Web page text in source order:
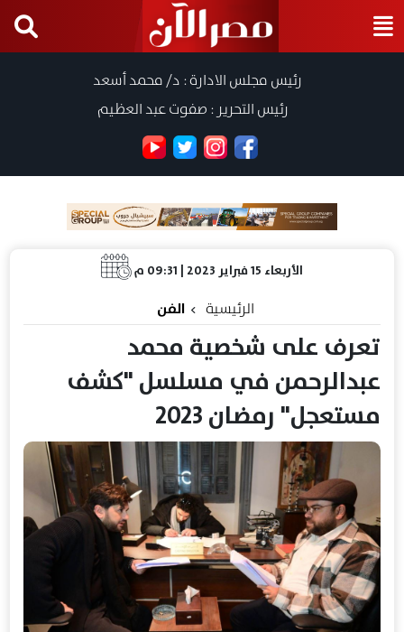
رئيس مجلس الادارة : د/ محمد أسعد
رئيس التحرير : صفوت عبد العظيم
الأربعاء 15 فبراير 2023 | 09:31 م
الرئيسية الفن
تعرف على شخصية محمد
عبدالرحمن في مسلسل "كشف
مستعجل" ‏رمضان ‏‏‏2023‏